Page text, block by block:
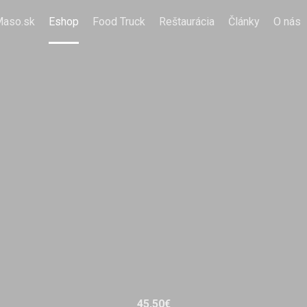
Eshop Food Truck Reštaurácia Články O nás
45,50€